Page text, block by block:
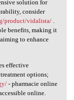
solution for
consider
product/vidalista/.
benefits, making it
to enhance
effective
options;
- pharmacie online
online.